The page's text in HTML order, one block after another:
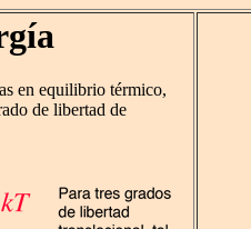
en equilibrio térmico,
de libertad de